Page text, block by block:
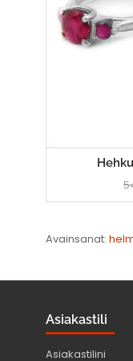
Avainsanat:
Asiakastili
Asiakastilini